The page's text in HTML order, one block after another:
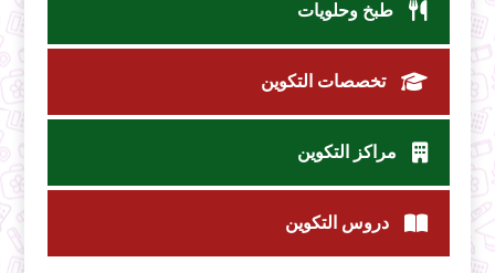
طبخ وحلويات
تخصصات التكوين
مراكز التكوين
دروس التكوين